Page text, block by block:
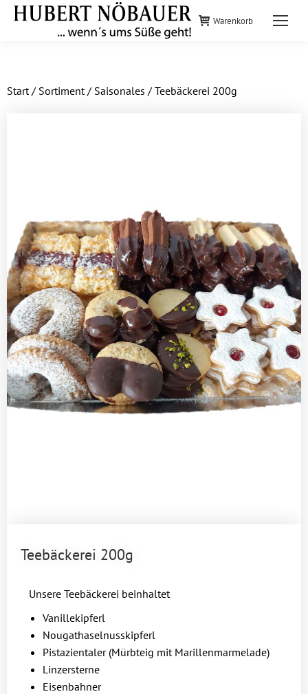
Warenkorb
Start/ Sortiment/ Saisonales / Teebäckerei 200g
Teebäckerei 200g
Unsere Teebäckerei beinhaltet
Vanillekipferl
Nougathaselnusskipferl
Pistazientaler (Mürbteig mit Marillenmarmelade)
Linzersterne
Eisenbahner